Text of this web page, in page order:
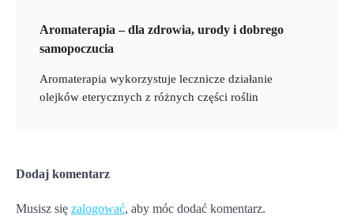
Aromaterapia – dla zdrowia, urody i dobrego
samopoczucia
Aromaterapia wykorzystuje lecznicze działanie
olejków eterycznych z różnych części roślin
Dodaj komentarz
Musisz się zalogować, aby móc dodać komentarz.